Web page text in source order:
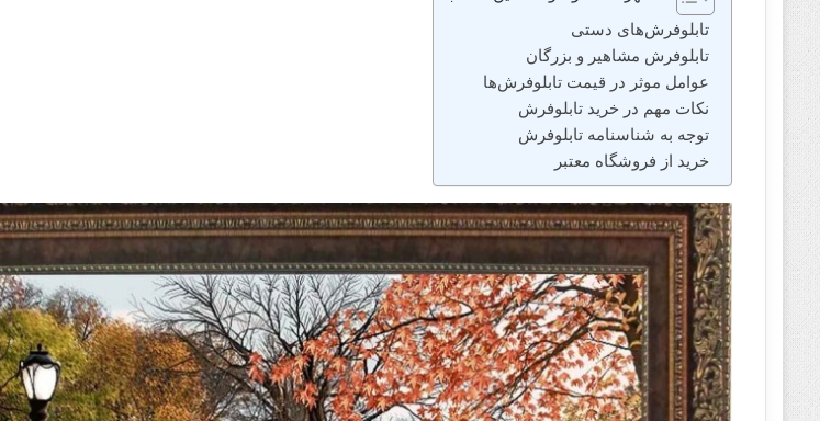
تابلوفرش‌های دستی
تابلوفرش‌ مشاهیر و بزرگان
عوامل موثر در قیمت تابلوفرش‌ها
نکات مهم در خرید تابلوفرش
توجه به شناسنامه تابلوفرش
خرید از فروشگاه معتبر